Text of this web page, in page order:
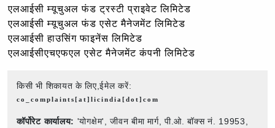
एलआईसी म्यूचुअल फंड ट्रस्टी प्राइवेट लिमिटेड
एलआईसी म्यूचुअल फंड एसेट मैनेजमेंट लिमिटेड
एलआईसी हाउसिंग फाइनेंस लिमिटेड
एलआईसीएचएफएल एसेट मैनेजमेंट कंपनी लिमिटेड
किसी भी शिकायत के लिए,ईमेल करें:
co_complaints[at]licindia[dot]com
कॉर्पोरेट कार्यालय: 'योगक्षेम', जीवन बीमा मार्ग, पी.ओ. बॉक्स नं. 19953,